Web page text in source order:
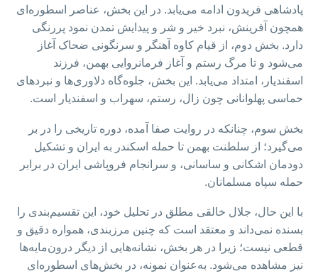
پادشاهی فریدون ادامه می‌یابد. در این بخش، عناصر اسطوره‌ای
همچون آفرینش، نبرد خیر و شر و پیدایش تمدن نمود پررنگی
دارد. بخش دوم، از قیام کاوه آهنگر و سرنگونی ضحاک آغاز
می‌شود و تا مرگ رستم و آغاز فرمانروایی بهمن، فرزند
اسفندیار، امتداد می‌یابد. این بخش، جلوه‌گاه دلاوری‌ها و نبردهای
حماسی پهلوانانی چون زال، رستم، سهراب و اسفندیار است.
بخش سوم، چنانکه در روایت صفا آمده، دوره‌ تاریخی را در بر
می‌گیرد؛ از سلطنت بهمن تا حمله اسکندر به ایران و تشکیل
دودمان اشکانی و ساسانی، و سرانجام فروپاشی ایران در برابر
حمله سپاه مسلمانان.
با این حال، جلال خالقی مطلق در تحلیل خود، این تقسیم‌بندی را
بسنده نمی‌داند و معتقد است که چنین مرزبندی‌، همواره دقیق و
قطعی نیست؛ زیرا در هر بخش، نشانه‌هایی از دیگر درون‌مایه‌ها
نیز مشاهده می‌شود. به‌عنوان نمونه، در بخش‌های اسطوره‌ای